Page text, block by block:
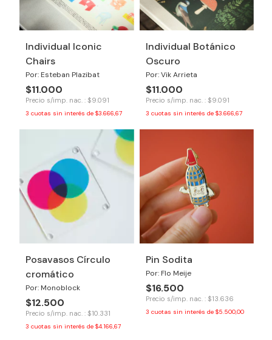
Individual Iconic
Chairs
Por: Esteban Plazibat
$11.000
Precio s/imp. nac. : $9.091
3 cuotas sin interés de $3.666,67
Individual Botánico
Oscuro
Por: Vik Arrieta
$11.000
Precio s/imp. nac. : $9.091
3 cuotas sin interés de $3.666,67
Posavasos Círculo
cromático
Por: Monoblock
$12.500
Precio s/imp. nac. : $10.331
3 cuotas sin interés de $4.166,67
Pin Sodita
Por: Flo Meije
$16.500
Precio s/imp. nac. : $13.636
3 cuotas sin interés de $5.500,00